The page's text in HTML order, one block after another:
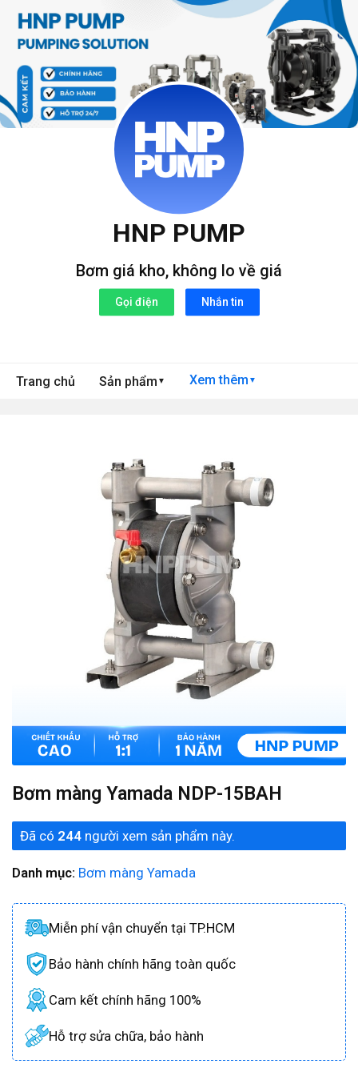
qua
dung
HNP PUMP
Bơm giá kho, không lo về giá
Gọi điện Nhắn tin
Trang chủ Sản phẩm ▼ Xem thêm ▼
Bơm màng Yamada NDP-15BAH
Đã có 244 người xem sản phẩm này.
Danh mục: Bơm màng Yamada
Miễn phí vận chuyển tại TP.HCM
Bảo hành chính hãng toàn quốc
Cam kết chính hãng 100%
Hỗ trợ sửa chữa, bảo hành